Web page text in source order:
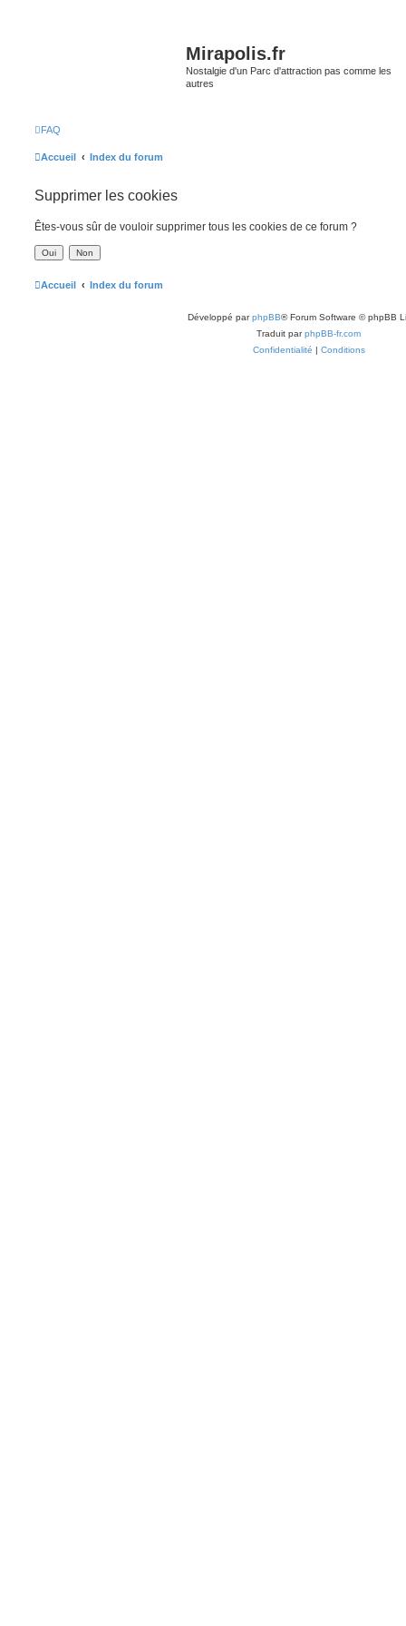
Mirapolis.fr
Nostalgie d'un Parc d'attraction pas comme les
autres
FAQ
Accueil Index du forum
Supprimer les cookies
Êtes-vous sûr de vouloir supprimer tous les cookies de ce forum ?
Accueil Index du forum
Développé parphpBB® Forum Software © phpBB
Traduit parphpBB-fr.com
Confidentialité | Conditions